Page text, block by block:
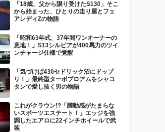
「18歳、父から譲り受けたS130」そこ
から始まった、ひとりの走り屋とフェ
アレディZの物語
「昭和63年式、37年間ワンオーナーの
意地！」S13シルビアが400馬力のツイ
ンチャージ仕様で覚醒
「気づけば430セドリック沼にドップ
リ！」最終型ターボブロアムをシャコ
タンで愛し抜く男の物語
これがクラウン!?「躍動感がたまらな
いスポーツエステート！」エッジを強
調したエアロに22インチホイールで武
装